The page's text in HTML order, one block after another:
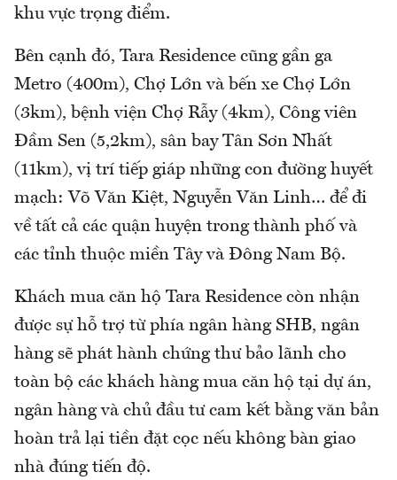
khu vực trọng điểm.
Bên cạnh đó, Tara Residence cũng gần ga
Metro (400m), Chợ Lớn và bến xe Chợ Lớn
(3km), bệnh viện Chợ Rẫy (4km), Công viên
Đầm Sen (5,2km), sân bay Tân Sơn Nhất
(11km), vị trí tiếp giáp những con đường huyết
mạch: Võ Văn Kiệt, Nguyễn Văn Linh… để đi
về tất cả các quận huyện trong thành phố và
các tỉnh thuộc miền Tây và Đông Nam Bộ.
Khách mua căn hộ Tara Residence còn nhận
được sự hỗ trợ từ phía ngân hàng SHB, ngân
hàng sẽ phát hành chứng thư bảo lãnh cho
toàn bộ các khách hàng mua căn hộ tại dự án,
ngân hàng và chủ đầu tư cam kết bằng văn bản
hoàn trả lại tiền đặt cọc nếu không bàn giao
nhà đúng tiến độ.